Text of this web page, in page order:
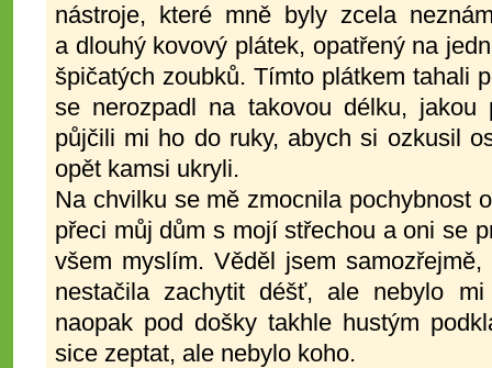
nástroje, které mně byly zcela
a dlouhý kovový plátek, opatřený na
špičatých zoubků. Tímto plátkem tahali
se nerozpadl na takovou délku, jakou
půjčili mi ho do ruky, abych si ozkusil
opět kamsi ukryli.
Na chvilku se mě zmocnila pochybnost
přeci můj dům s mojí střechou a oni se
všem myslím. Věděl jsem
nestačila zachytit déšť, ale nebylo
naopak pod došky takhle hustým
sice zeptat, ale nebylo koho.